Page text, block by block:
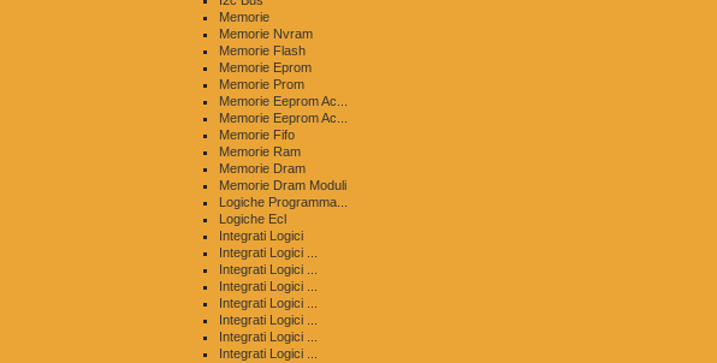
Memorie
Memorie Nvram
Memorie Flash
Memorie Eprom
Memorie Prom
Memorie Eeprom Ac...
Memorie Eeprom Ac...
Memorie Fifo
Memorie Ram
Memorie Dram
Memorie Dram Moduli
Logiche Programma...
Logiche Ecl
Integrati Logici
Integrati Logici ...
Integrati Logici ...
Integrati Logici ...
Integrati Logici ...
Integrati Logici ...
Integrati Logici ...
Integrati Logici ...